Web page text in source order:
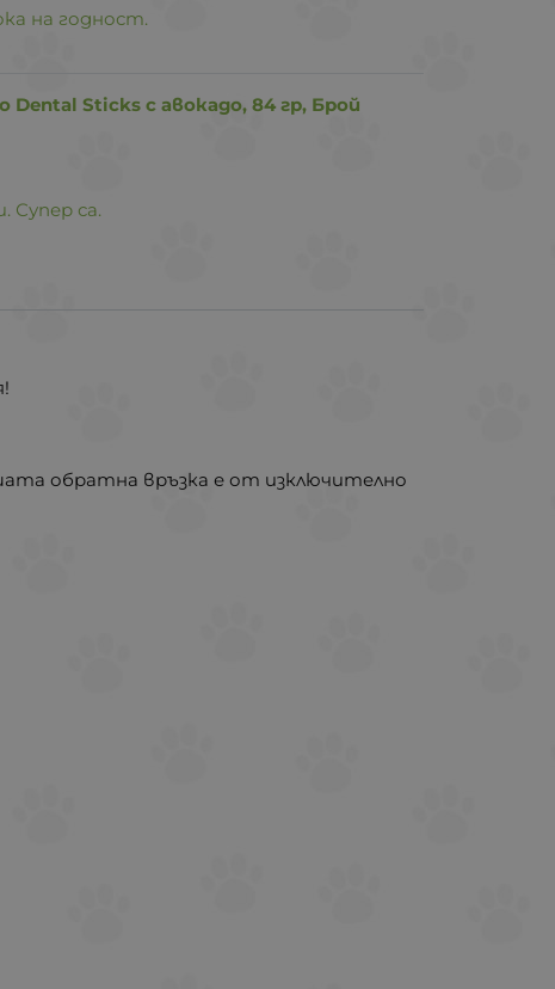
на годност.
Sticks с авокадо, 84 гр, Брой
Супер са.
обратна връзка е от изключително